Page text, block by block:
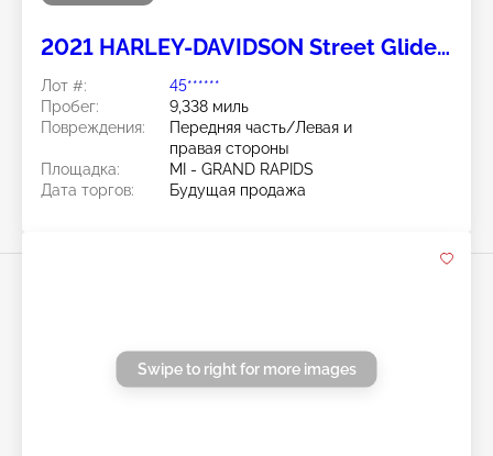
2021 HARLEY-DAVIDSON Street Glide
Лот #:
45******
Пробег:
9,338 миль
Повреждения:
Передняя часть/Левая и
правая стороны
Площадка:
MI - GRAND RAPIDS
Дата торгов:
Будущая продажа
Swipe to right for more images